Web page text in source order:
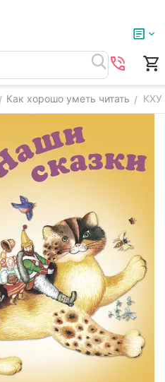
/ Как хорошо уметь читать / КХУ